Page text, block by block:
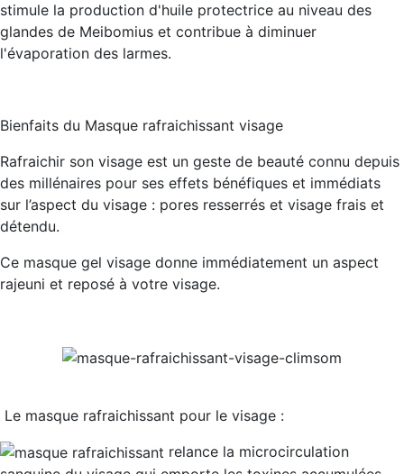
stimule la production d'huile protectrice au niveau des
glandes de Meibomius et contribue à diminuer
l'évaporation des larmes.
Bienfaits du Masque rafraichissant visage
Rafraichir son visage est un geste de beauté connu depuis
des millénaires pour ses effets bénéfiques et immédiats
sur l’aspect du visage : pores resserrés et visage frais et
détendu.
Ce masque gel visage donne immédiatement un aspect
rajeuni et reposé à votre visage.
Le masque rafraichissant pour le visage :
relance la microcirculation